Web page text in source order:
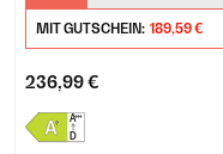
MIT GUTSCHEIN: 189,59 €
236,99 €